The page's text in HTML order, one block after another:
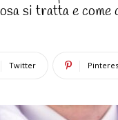
si tratta e
Twitter